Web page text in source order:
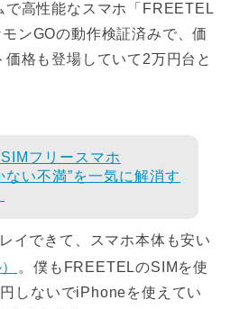
で高性能なスマホ「FREETEL
ンGOの動作検証済みで、価
格も登場していて2万円台と
フリースマホ
ない不満”を一気に解消す
イできて、スマホ本体も安い
。僕もFREETELのSIMを使
しないでiPhoneを使えてい